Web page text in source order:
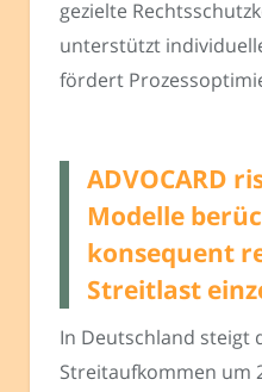
gezielte
unterstützt
fördert
ADVOCARD
Modelle
konsequent
Streitlast
In Deutschland steigt
Streitaufkommen um